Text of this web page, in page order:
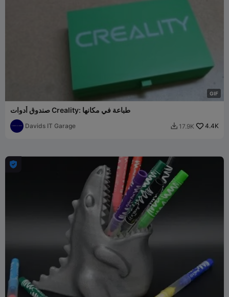
GIF
صندوق أدوات Creality: طباعة في مكانها
Davids IT Garage  17.9K 4.4K
